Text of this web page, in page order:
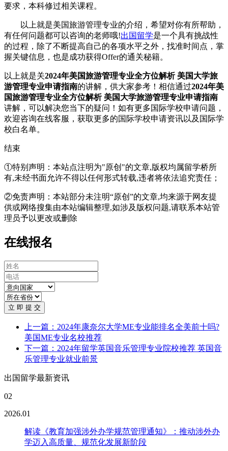
要求，本科修过相关课程。
以上就是美国旅游管理专业的介绍，希望对你有所帮助，
有任何问题都可以咨询的老师哦!出国留学是一个具有挑战性
的过程，除了不断提高自己的各项水平之外，找准时间点，掌
握关键信息，也是成功获得Offer的通关秘籍。
以上就是关2024年美国旅游管理专业全方位解析 美国大学旅
游管理专业申请指南的讲解，供大家参考！相信通过2024年美
国旅游管理专业全方位解析 美国大学旅游管理专业申请指南
讲解，可以解决您当下的疑问！如有更多国际学校申请问题，
欢迎咨询在线客服 ，获取更多的国际学校申请资讯以及国际学
校白名单。
结束
①特别声明：本站点注明为"原创"的文章,版权均属留学桥所
有,未经书面允许不得以任何形式转载,违者将依法追究责任；
②免责声明：本站部分未注明“原创”的文章,均来源于网友提
供或网络搜集由本站编辑整理,如涉及版权问题,请联系本站管
理员予以更改或删除
在线报名
立 即 提 交
上一篇：2024年康奈尔大学ME专业能排名全美前十吗?
美国ME专业名校推荐
下一篇：2024年留学英国音乐管理专业院校推荐 英国音
乐管理专业就业前景
出国留学最新资讯
02
2026.01
解读《教育加强涉外办学规范管理通知》：推动涉外办
学迈入高质量、规范化发展新阶段